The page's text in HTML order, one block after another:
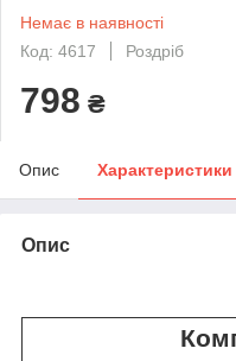
Немає в наявності
Код: 4617
Роздріб
798 ₴
Опис Характеристики
Опис